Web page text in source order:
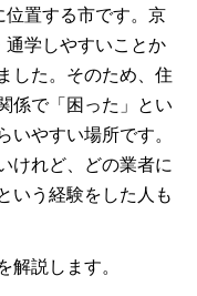
位置する市です。京
学しやすいことか
した。そのため、住
係で「困った」とい
いやすい場所です。
けれど、どの業者に
いう経験をした人も
解説します。